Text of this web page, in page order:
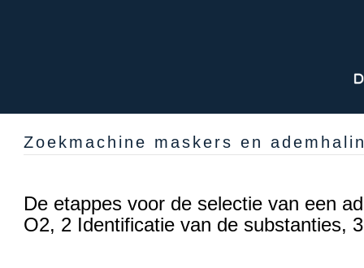
Zoekmachine maskers en
De etappes voor de selectie van een
O2, 2 Identificatie van de substanties,